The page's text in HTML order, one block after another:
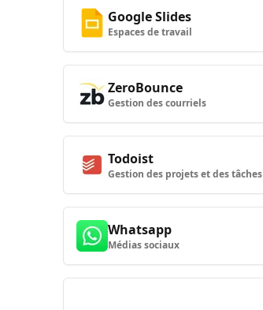
Google Slides
Espaces de travail
ZeroBounce
Gestion des courriels
Todoist
Gestion des projets et des tâches
Whatsapp
Médias sociaux